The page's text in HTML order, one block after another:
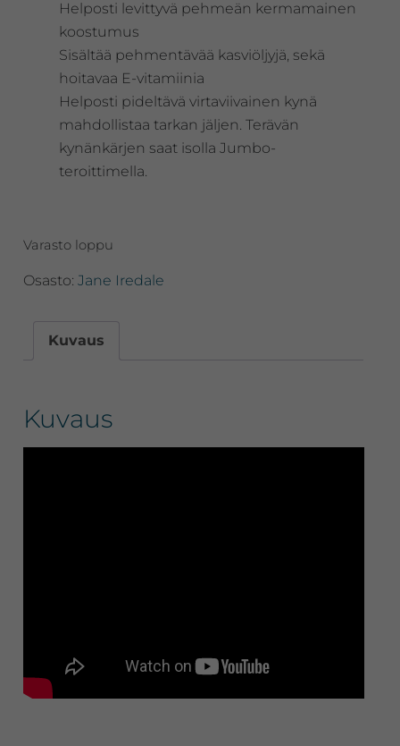
Helposti levittyvä pehmeän kermamainen
koostumus
Sisältää pehmentävää kasviöljyjä, sekä
hoitavaa E-vitamiinia
Helposti pideltävä virtaviivainen kynä
mahdollistaa tarkan jäljen. Terävän
kynänkärjen saat isolla Jumbo-
teroittimella.
Varasto loppu
Osasto: Jane Iredale
Kuvaus
Kuvaus